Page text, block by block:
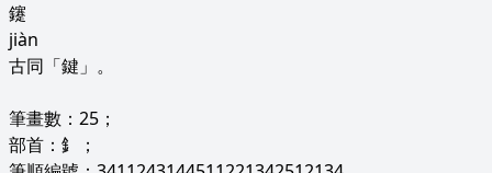
鑳
jiàn
古同「鍵」。
筆畫數：25；
部首：釒；